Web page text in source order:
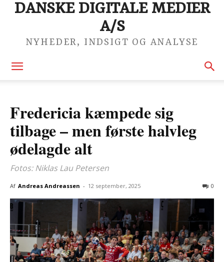
DANSKE DIGITALE MEDIER
A/S
NYHEDER, INDSIGT OG ANALYSE
Fredericia kæmpede sig
tilbage – men første halvleg
ødelagde alt
Fotos: Niklas Lau Petersen
Af Andreas Andreassen - 12 september, 2025 0